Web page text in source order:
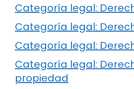
Categoría legal:
Categoría legal:
Categoría legal:
Categoría legal:
propiedad